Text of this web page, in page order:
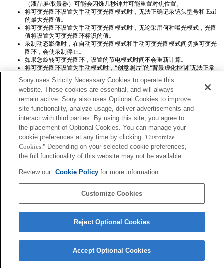
（液晶屏/取景器）可能会闪烁几秒钟并可能重置对焦位置。
将可变光圈环设置为手动可变光圈模式时，无法正确​​记录镜头型号和 Exif
的最大光圈值。
将可变光圈环设置为手动可变光圈模式时，无论采用何种曝光模式，光圈
值将设置为可变光圈环标识的值。
录制动态影像时，在自动可变光圈模式和手动可变光圈模式间切换可变光
圈环，会使录制停止。
如果您旋转可变光圈环，设置的节电模式时间不会重新计算。
将可变光圈环设置为手动模式时，“创意照片”的“背景虚化控制”无法正常
运行，然而屏幕显示则一切正常。
Terms of Use Contact Us
Copyright 2026 Sony Corporation
Sony uses Strictly Necessary Cookies to operate this
website. These cookies are essential, and will always
remain active. Sony also uses Optional Cookies to improve
site functionality, analyze usage, deliver advertisements and
interact with third parties. By using this site, you agree to
the placement of Optional Cookies. You can manage your
cookie preferences at any time by clicking "Customize
Cookies." Depending on your selected cookie preferences,
the full functionality of this website may not be available.
Review our Cookie Policyfor more information.
Customize Cookies
Reject Optional Cookies
Accept Optional Cookies